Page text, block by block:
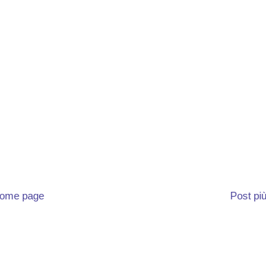
Post
page